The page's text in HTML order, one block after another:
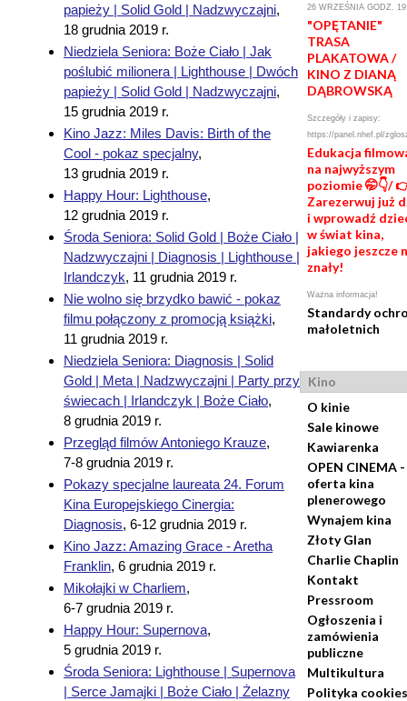
papieży | Solid Gold | Nadzwyczajni,
18 grudnia 2019 r.
Niedziela Seniora: Boże Ciało | Jak
poślubić milionera | Lighthouse | Dwóch
papieży | Solid Gold | Nadzwyczajni,
15 grudnia 2019 r.
Kino Jazz: Miles Davis: Birth of the
Cool - pokaz specjalny,
13 grudnia 2019 r.
Happy Hour: Lighthouse,
12 grudnia 2019 r.
Środa Seniora: Solid Gold | Boże Ciało |
Nadzwyczajni | Diagnosis | Lighthouse |
Irlandczyk, 11 grudnia 2019 r.
Nie wolno się brzydko bawić - pokaz
filmu połączony z promocją książki,
11 grudnia 2019 r.
Niedziela Seniora: Diagnosis | Solid
Gold | Meta | Nadzwyczajni | Party przy
świecach | Irlandczyk | Boże Ciało,
8 grudnia 2019 r.
Przegląd filmów Antoniego Krauze,
7-8 grudnia 2019 r.
Pokazy specjalne laureata 24. Forum
Kina Europejskiego Cinergia:
Diagnosis, 6-12 grudnia 2019 r.
Kino Jazz: Amazing Grace - Aretha
Franklin, 6 grudnia 2019 r.
Mikołajki w Charliem,
6-7 grudnia 2019 r.
Happy Hour: Supernova,
5 grudnia 2019 r.
Środa Seniora: Lighthouse | Supernova
| Serce Jamajki | Boże Ciało | Żelazny
26 WRZEŚNIA GODZ.
"OPĘTANIE"
TRASA
PLAKATOWA /
KINO Z DIANĄ
DĄBROWSKĄ
Szczegóły i zapisy:
https://panel.nhef.pl/
Edukacja
na najwyższym
poziomie 🤭👇/
Zarezerwuj już
i wprowadź
w świat kina,
jakiego jeszcze
znały!
Ważna informacja!
Standardy
małoletnich
Kino
O kinie
Sale kinowe
Kawiarenka
OPEN CINEMA -
oferta kina
plenerowego
Wynajem kina
Złoty Glan
Charlie Chaplin
Kontakt
Pressroom
Ogłoszenia i
zamówienia
publiczne
Multikultura
Polityka cookies